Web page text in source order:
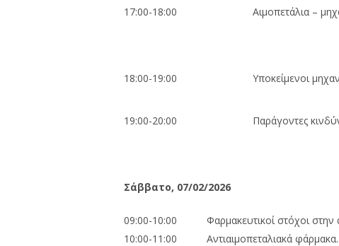
17:00-18:00 Αιμοπετάλια –
18:00-19:00 Υποκείμενοι
19:00-20:00 Παράγοντες
Σάββατο, 07/02/2026
09:00-10:00 Φαρμακευτικοί στόχοι
10:00-11:00
Αντιαιμοπεταλιακά φάρμακα.